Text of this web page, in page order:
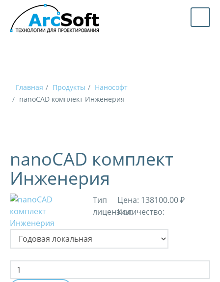
Главная Продукты
Нанософт
nanoCAD комплект Инженерия
nanoCAD комплект
Инженерия
Тип
лицензии:
Цена: 138100.00 ₽
Количество: